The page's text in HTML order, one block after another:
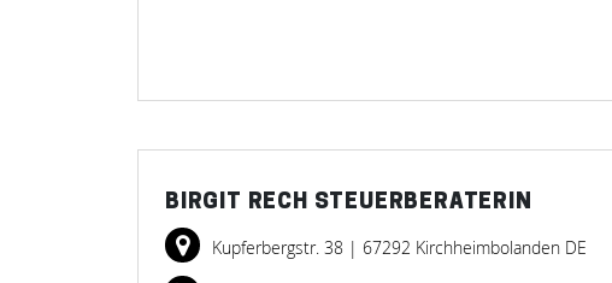
BIRGIT RECH STEUERBERATERIN
Kupferbergstr. 38 | 67292 Kirchheimbolanden DE